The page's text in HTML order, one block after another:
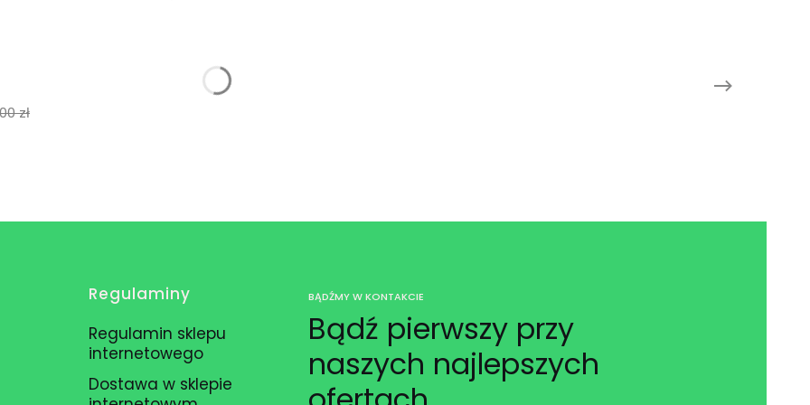
zł
Regulaminy
Regulamin sklepu
internetowego
Dostawa w sklepie
BĄDŹMY W KONTAKCIE
Bądź pierwszy przy
naszych najlepszych